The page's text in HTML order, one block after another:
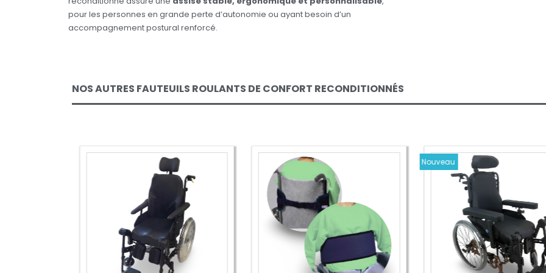
pour les personnes en grande perte d’autonomie ou ayant besoin d’un
accompagnement postural renforcé.
NOS AUTRES FAUTEUILS ROULANTS DE CONFORT RECONDITIONNÉS
Nouveau